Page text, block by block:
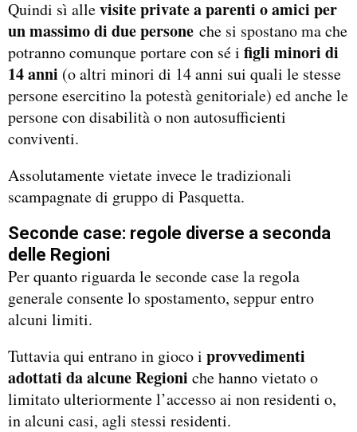
Quindi sì allevisite private a parenti o amici per
un massimo di due persone che si spostano ma che
potranno comunque portare con sé i figli minori di
14 anni (o altri minori di 14 anni sui quali le stesse
persone esercitino la potestà genitoriale) ed anche le
persone con disabilità o non autosufficienti
conviventi.
Assolutamente vietate invece le tradizionali
scampagnate di gruppo di Pasquetta.
Seconde case: regole diverse a seconda
delle Regioni
Per quanto riguarda le seconde case la regola
generale consente lo spostamento, seppur entro
alcuni limiti.
Tuttavia qui entrano in gioco i provvedimenti
adottati da alcune Regioni che hanno vietato o
limitato ulteriormente l’accesso ai non residenti o,
in alcuni casi, agli stessi residenti.